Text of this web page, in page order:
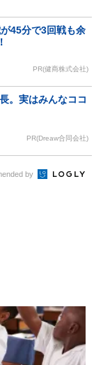
45分で3回戦も余
PR(健商株式会社)
。実はみんなココ
PR(Dreaw合同会社)
by